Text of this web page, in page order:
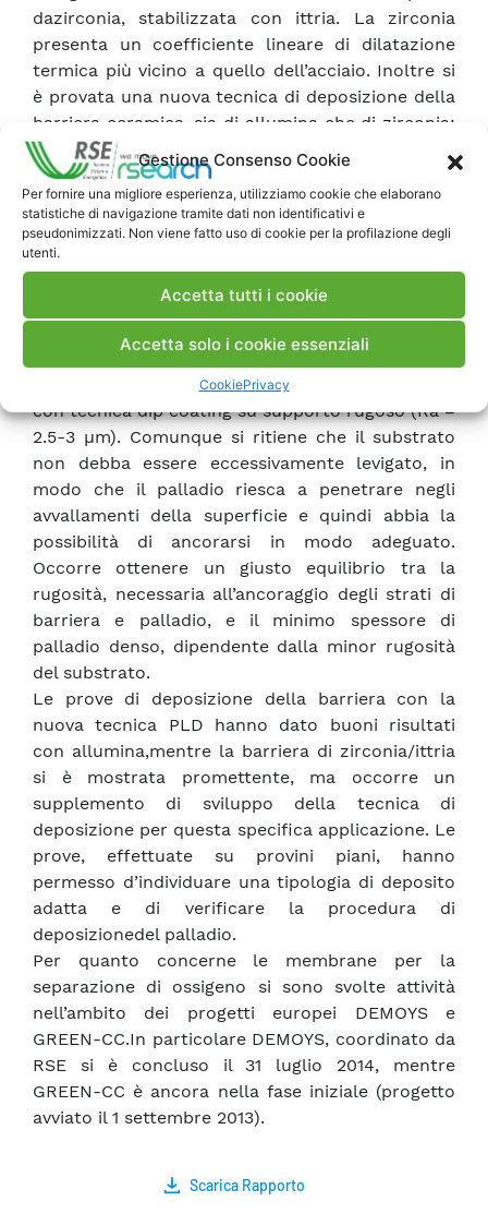
Gestione Consenso Cookie
Per fornire una migliore esperienza, utilizziamo cookie che elaborano
statistiche di navigazione tramite dati non identificativi e
pseudonimizzati. Non viene fatto uso di cookie per la profilazione degli
utenti.
Accetta tutti i cookie
Accetta solo i cookie essenziali
CookiePrivacy
dazirconia, stabilizzata con ittria. La zirconia
presenta un coefficiente lineare di dilatazione
termica più vicino a quello dell’acciaio. Inoltre si
è provata una nuova tecnica di deposizione della
barriera ceramica, sia di allumina che di zirconia:
Pulsed Laser Deposition. Il laboratorio del Centro
di Nano Scienza e Tecnologia (CNST) dell’Istituto
di Italiano di Tecnologia (IIT), esperto nella
tecnica haeseguito le deposizioni su campioni
porosi piani.
procedura d’inserimento della membrana nel
reattore,hanno consentito di operare per lungo
membrana con barriera di allumina depositato
con tecnica dip coating su supporto rugoso (Ra =
2.5-3 µm). Comunque si ritiene che il substrato
non debba essere eccessivamente levigato, in
modo che il palladio riesca a penetrare negli
avvallamenti della superficie e quindi abbia la
possibilità di ancorarsi in modo adeguato.
Occorre ottenere un giusto equilibrio tra la
rugosità, necessaria all’ancoraggio degli strati di
barriera e palladio, e il minimo spessore di
palladio denso, dipendente dalla minor rugosità
del substrato.
Le prove di deposizione della barriera con la
nuova tecnica PLD hanno dato buoni risultati
con allumina,mentre la barriera di zirconia/ittria
si è mostrata promettente, ma occorre un
supplemento di sviluppo della tecnica di
deposizione per questa specifica applicazione. Le
prove, effettuate su provini piani, hanno
permesso d’individuare una tipologia di deposito
adatta e di verificare la procedura di
deposizionedel palladio.
Per quanto concerne le membrane per la
separazione di ossigeno si sono svolte attività
nell’ambito dei progetti europei DEMOYS e
GREEN-CC.In particolare DEMOYS, coordinato da
RSE si è concluso il 31 luglio 2014, mentre
GREEN-CC è ancora nella fase iniziale (progetto
avviato il 1 settembre 2013).
Scarica Rapporto